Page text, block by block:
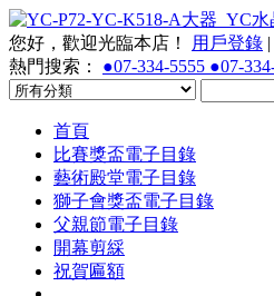
您好，歡迎光臨本店！ 用戶登錄 |
熱門搜索： ●07-334-5555 ●07-
首頁
比賽獎盃電子目錄
藝術殿堂電子目錄
獅子會獎盃電子目錄
父親節電子目錄
開幕剪綵
祝賀匾額